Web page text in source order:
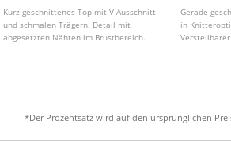
Kurz geschnittenes Top mit V-Ausschnitt
und schmalen Trägern. Detail mit
abgesetzten Nähten im Brustbereich.
Gerade
in
*Der Prozentsatz wird auf den ursprünglichen